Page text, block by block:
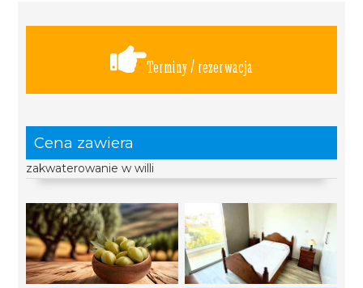
Terminy / rezerwacja
Cena zawiera
zakwaterowanie w willi